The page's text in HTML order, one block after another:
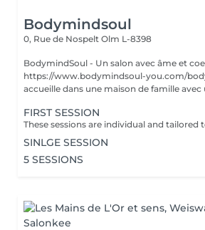
Bodymindsoul
0, Rue de Nospelt Olm L-8398
BodymindSoul - Un salon avec âme et
https://www.bodymindsoul-you.com/
accueille dans une maison de famille avec
FIRST SESSION
SINLGE SESSION
5 SESSIONS